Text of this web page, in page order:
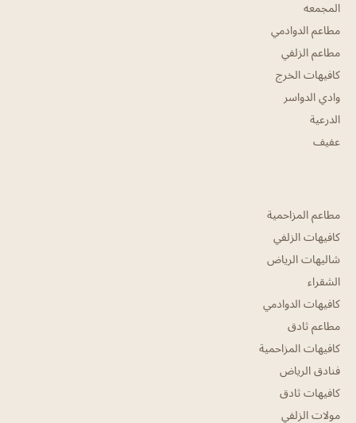
المجمعه
مطاعم الدوادمي
مطاعم الزلفي
كافيهات الخرج
وادي الدواسر
الدرعية
عفيف
مطاعم المزاحمية
كافيهات الزلفي
شاليهات الرياض
الشقراء
كافيهات الدوادمي
مطاعم ثادق
كافيهات المزاحمية
فنادق الرياض
كافيهات ثادق
مولات الزلفي